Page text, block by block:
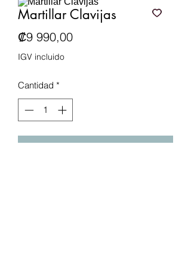
Martillar Clavijas
₡9 990,00Precio
IGV incluido
Cantidad *
Agregar al carrito